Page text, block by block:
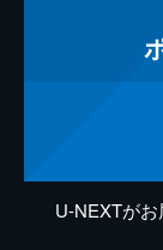
U-NEXTが